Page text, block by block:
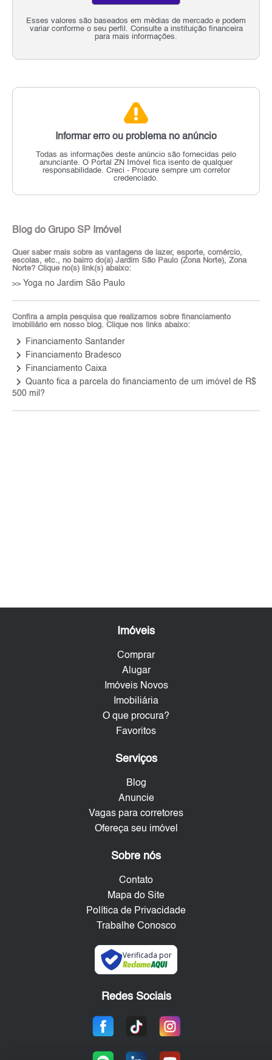
Esses valores são baseados em médias de mercado e podem
variar conforme o seu perfil. Consulte a instituição financeira
para mais informações.
Informar erro ou problema no anúncio
Todas as informações deste anúncio são fornecidas pelo
anunciante. O Portal ZN Imóvel fica isento de qualquer
responsabilidade. Creci - Procure sempre um corretor
credenciado.
Blog do Grupo SP Imóvel
Quer saber mais sobre as vantagens de lazer, esporte, comércio,
escolas, etc., no bairro do(a) Jardim São Paulo (Zona Norte), Zona
Norte? Clique no(s) link(s) abaixo:
>> Yoga no Jardim São Paulo
Confira a ampla pesquisa que realizamos sobre financiamento
imobiliário em nosso blog. Clique nos links abaixo:
keyboard_arrow_right Financiamento Santander
keyboard_arrow_right Financiamento Bradesco
keyboard_arrow_right Financiamento Caixa
keyboard_arrow_right Quanto fica a parcela do financiamento de um imóvel de R$
500 mil?
Imóveis
Comprar
Alugar
Imóveis Novos
Imobiliária
O que procura?
Favoritos
Serviços
Blog
Anuncie
Vagas para corretores
Ofereça seu imóvel
Sobre nós
Contato
Mapa do Site
Política de Privacidade
Trabalhe Conosco
Verificada por
Redes Sociais